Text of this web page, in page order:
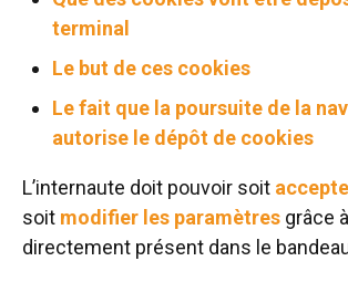
terminal
Le but de ces cookies
Le fait que la poursuite de la
autorise le dépôt de cookies
L’internaute doit pouvoir soit
soit modifier les paramètres grâce
directement présent dans le